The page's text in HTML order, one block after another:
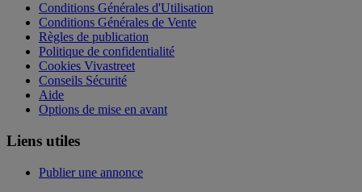
Conditions Générales d'Utilisation
Conditions Générales de Vente
Règles de publication
Politique de confidentialité
Cookies Vivastreet
Conseils Sécurité
Aide
Options de mise en avant
Liens utiles
Publier une annonce